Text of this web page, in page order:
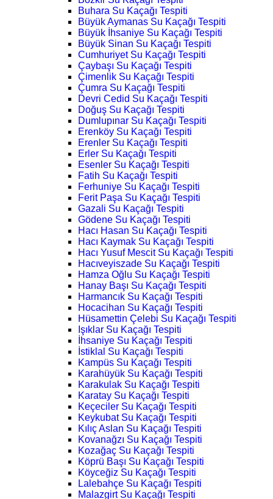
Buhara Su Kaçağı Tespiti
Büyük Aymanas Su Kaçağı Tespiti
Büyük İhsaniye Su Kaçağı Tespiti
Büyük Sinan Su Kaçağı Tespiti
Cumhuriyet Su Kaçağı Tespiti
Çaybaşı Su Kaçağı Tespiti
Çimenlik Su Kaçağı Tespiti
Çumra Su Kaçağı Tespiti
Devri Cedid Su Kaçağı Tespiti
Doğuş Su Kaçağı Tespiti
Dumlupınar Su Kaçağı Tespiti
Erenköy Su Kaçağı Tespiti
Erenler Su Kaçağı Tespiti
Erler Su Kaçağı Tespiti
Esenler Su Kaçağı Tespiti
Fatih Su Kaçağı Tespiti
Ferhuniye Su Kaçağı Tespiti
Ferit Paşa Su Kaçağı Tespiti
Gazali Su Kaçağı Tespiti
Gödene Su Kaçağı Tespiti
Hacı Hasan Su Kaçağı Tespiti
Hacı Kaymak Su Kaçağı Tespiti
Hacı Yusuf Mescit Su Kaçağı Tespiti
Hacıveyiszade Su Kaçağı Tespiti
Hamza Oğlu Su Kaçağı Tespiti
Hanay Başı Su Kaçağı Tespiti
Harmancık Su Kaçağı Tespiti
Hocacihan Su Kaçağı Tespiti
Hüsamettin Çelebi Su Kaçağı Tespiti
Işıklar Su Kaçağı Tespiti
İhsaniye Su Kaçağı Tespiti
İstiklal Su Kaçağı Tespiti
Kampüs Su Kaçağı Tespiti
Karahüyük Su Kaçağı Tespiti
Karakulak Su Kaçağı Tespiti
Karatay Su Kaçağı Tespiti
Keçeciler Su Kaçağı Tespiti
Keykubat Su Kaçağı Tespiti
Kılıç Aslan Su Kaçağı Tespiti
Kovanağzı Su Kaçağı Tespiti
Kozağaç Su Kaçağı Tespiti
Köprü Başı Su Kaçağı Tespiti
Köyceğiz Su Kaçağı Tespiti
Lalebahçe Su Kaçağı Tespiti
Malazgirt Su Kaçağı Tespiti